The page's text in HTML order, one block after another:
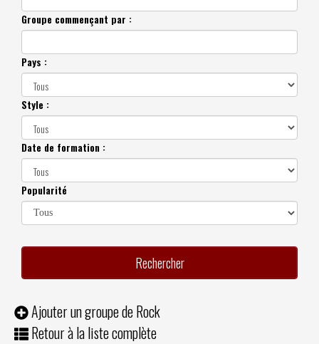
Groupe commençant par :
Pays :
Style :
Date de formation :
Popularité
Ajouter un groupe de Rock
Retour à la liste complète